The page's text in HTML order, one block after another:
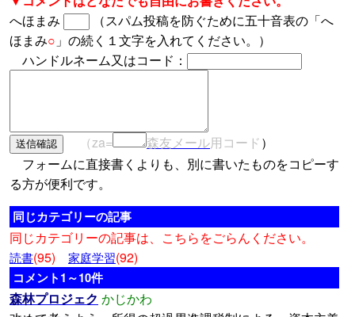
へほまみ
（スパム投稿を防ぐために五十音表の「へ
ほまみ○ 」の続く１文字を入れてください。）
ハンドルネーム又はコード：
（za= 森友メール用コード）
フォームに直接書くよりも、別に書いたものをコピーす
る方が便利です。
同じカテゴリーの記事
同じカテゴリーの記事は、こちらをごらんください。
読書(95) 家庭学習(92)
コメント1～10件
森林プロジェク かじかわ